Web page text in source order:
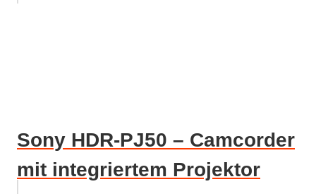
Sony HDR-PJ50 – Camcorder
mit integriertem Projektor